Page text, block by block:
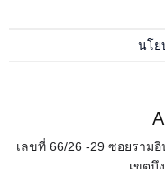
นโย
เลขที่ 66/26 -29 ซอยราม